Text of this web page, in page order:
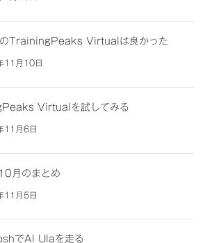
のTrainingPeaks Virtualは良かった
11月10日
Virtualを試してみる
11月6日
月のまとめ
11月5日
でAl Ulaを走る